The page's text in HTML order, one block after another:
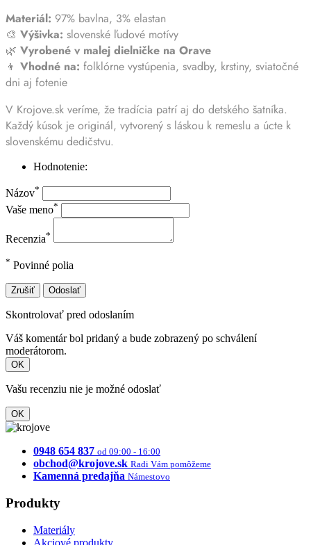
Materiál: 97% bavlna, 3% elastan
🎨 Výšivka: slovenské ľudové motívy
🌿 Vyrobené v malej dielničke na Orave
👦 Vhodné na: folklórne vystúpenia, svadby, krstiny, sviatočné
dni aj fotenie
V Krojove.sk veríme, že tradícia patrí aj do detského šatníka.
Každý kúsok je originál, vytvorený s láskou k remeslu a úcte k
slovenskému dedičstvu.
Hodnotenie:
Názov*
Vaše meno*
Recenzia*
* Povinné polia
Zrušiť Odoslať
Skontrolovať pred odoslaním
Váš komentár bol pridaný a bude zobrazený po schválení
moderátorom.
OK
Vašu recenziu nie je možné odoslať
OK
0948 654 837 od 09:00 - 16:00
obchod@krojove.sk Radi Vám pomôžeme
Kamenná predajňa Námestovo
Produkty
Materiály
Akciové produkty